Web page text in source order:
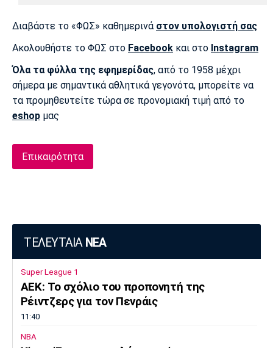
Διαβάστε το «ΦΩΣ» καθημερινά στον υπολογιστή σας
Ακολουθήστε το ΦΩΣ στο Facebook και στο Instagram
Όλα τα φύλλα της εφημερίδας, από το 1958 μέχρι
σήμερα με σημαντικά αθλητικά γεγονότα, μπορείτε να
τα προμηθευτείτε τώρα σε προνομιακή τιμή από το
eshop μας
Επικαιρότητα
ΤΕΛΕΥΤΑΙΑ ΝΕΑ
Super League 1
ΑΕΚ: Το σχόλιο του προπονητή της
Ρέιντζερς για τον Πενράις
11:40
NBA